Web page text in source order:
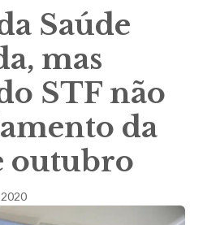
Saúde
mas
STF não
da
outubro
2020